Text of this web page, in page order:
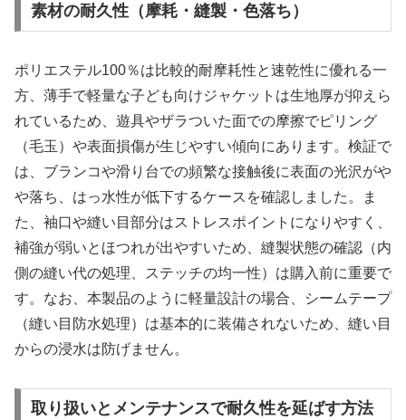
素材の耐久性（摩耗・縫製・色落ち）
ポリエステル100％は比較的耐摩耗性と速乾性に優れる一
方、薄手で軽量な子ども向けジャケットは生地厚が抑えら
れているため、遊具やザラついた面での摩擦でピリング
（毛玉）や表面損傷が生じやすい傾向にあります。検証で
は、ブランコや滑り台での頻繁な接触後に表面の光沢がや
や落ち、はっ水性が低下するケースを確認しました。ま
た、袖口や縫い目部分はストレスポイントになりやすく、
補強が弱いとほつれが出やすいため、縫製状態の確認（内
側の縫い代の処理、ステッチの均一性）は購入前に重要で
す。なお、本製品のように軽量設計の場合、シームテープ
（縫い目防水処理）は基本的に装備されないため、縫い目
からの浸水は防げません。
取り扱いとメンテナンスで耐久性を延ばす方法